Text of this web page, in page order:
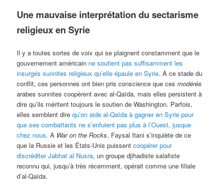
Une mauvaise interprétation du sectarisme
religieux en Syrie
Il y a toutes sortes de voix qui se plaignent constamment que le
gouvernement américain ne soutient pas suffisamment les
insurgés sunnites religieux qu’elle épaule en Syrie. À ce stade du
conflit, ces personnes ont bien pris conscience que cesmodérés
arabes sunnites coopèrent avec al-Qaïda, mais elles persistent à
dire qu’ils méritent toujours le soutien de Washington. Parfois,
elles semblent direqu’on aide al-Qaïda à gagner en Syrie pour
que ses combattants ne s’enfuient pas plus à l’Ouest, jusque
chez nous. A War on the Rocks, Faysal Itani s’inquiète de ce
que la Russie et les États-Unis puissentcoopérer pour
discréditer Jabhat al Nusra, un groupe djihadiste salafiste
reconnu qui, jusqu’à très récemment, opérait comme une filiale
d’al-Qaïda.